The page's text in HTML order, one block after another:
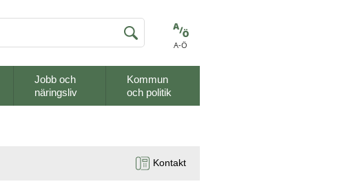
A-Ö
Jobb och
näringsliv
Kommun
och politik
Kontakt